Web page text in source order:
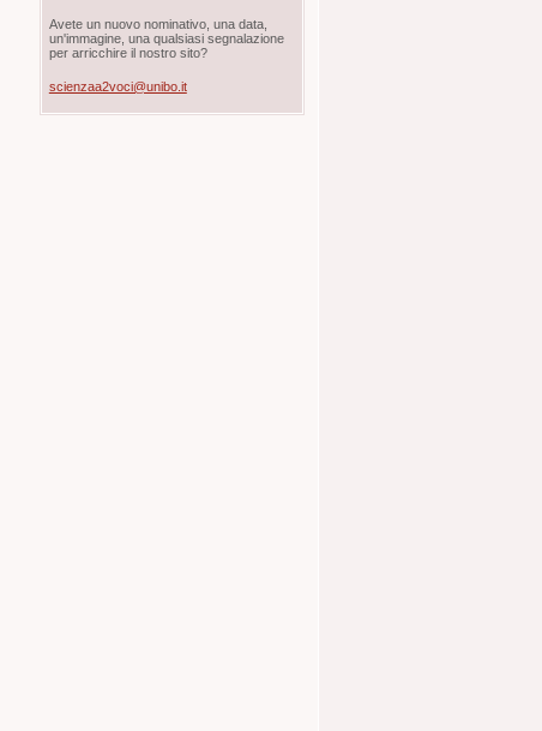
Avete un nuovo nominativo, una data,
un'immagine, una qualsiasi segnalazione
per arricchire il nostro sito?
scienzaa2voci@unibo.it